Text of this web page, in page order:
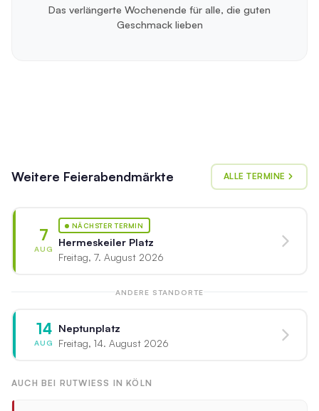
Das verlängerte Wochenende für alle, die guten
Geschmack lieben
Weitere Feierabendmärkte ALLE TERMINE
7
AUG
NÄCHSTER TERMIN
Hermeskeiler Platz
Freitag, 7. August 2026
ANDERE STANDORTE
14
AUG
Neptunplatz
Freitag, 14. August 2026
AUCH BEI RUTWIESS IN KÖLN